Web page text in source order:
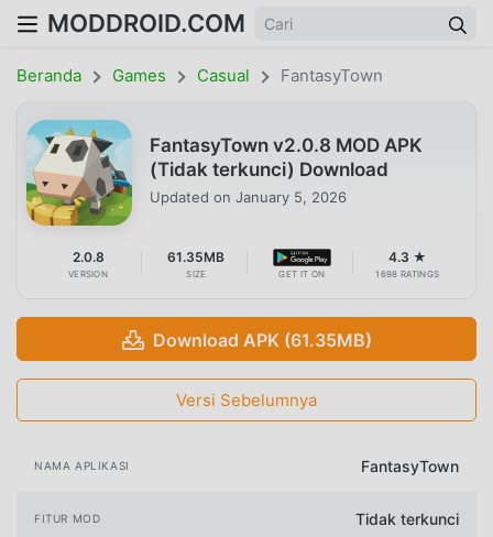
MODDROID.COM
Beranda Games Casual FantasyTown
FantasyTown v2.0.8 MOD APK
(Tidak terkunci) Download
Updated on January 5, 2026
2.0.8
VERSION
61.35MB
SIZE GET IT ON
4.3 ★
1698 RATINGS
Download APK (61.35MB)
Versi Sebelumnya
NAMA APLIKASI FantasyTown
FITUR MOD Tidak terkunci